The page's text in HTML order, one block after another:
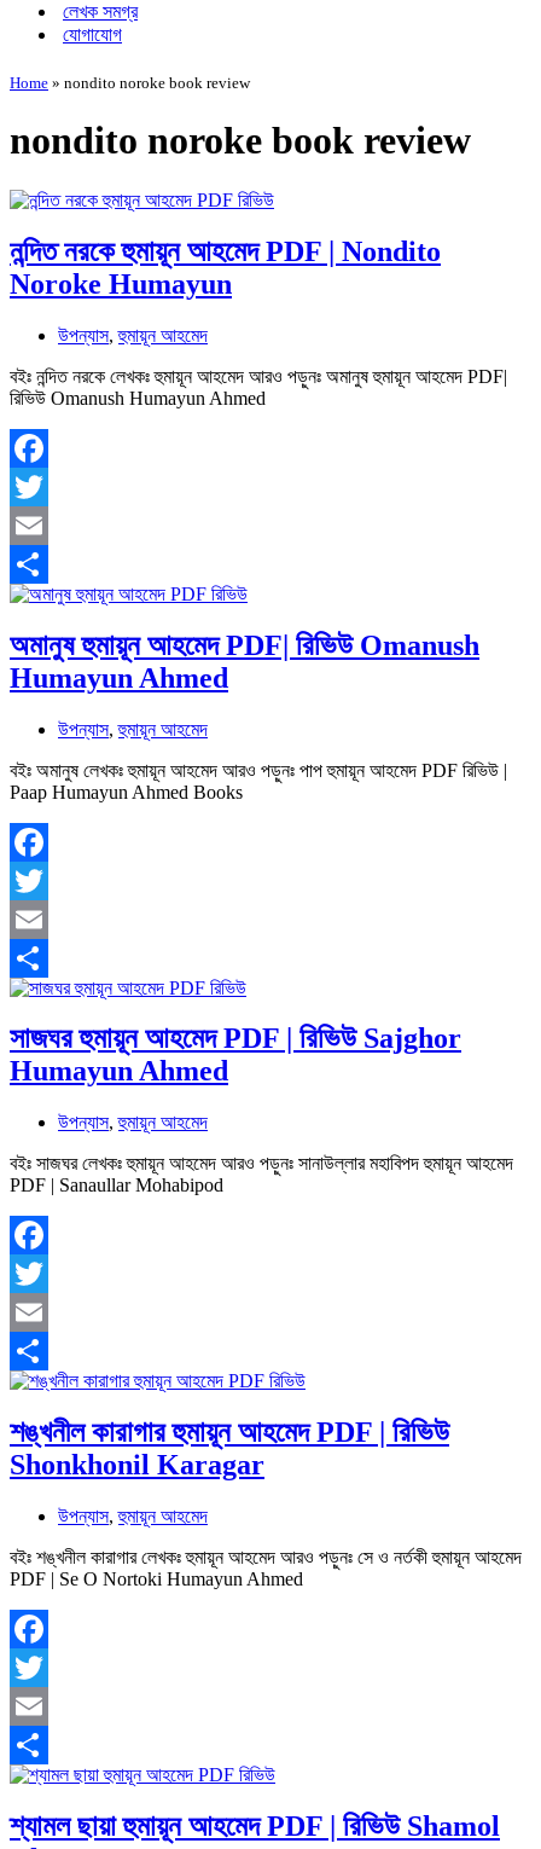
লেখক সমগ্র
যোগাযোগ
Home » nondito noroke book review
nondito noroke book review
নন্দিত নরকে হুমায়ূন আহমেদ PDF | Nondito
Noroke Humayun
উপন্যাস,হুমায়ূন আহমেদ
বইঃ নন্দিত নরকে লেখকঃ হুমায়ূন আহমেদ আরও পড়ুনঃ অমানুষ হুমায়ূন আহমেদ PDF|
রিভিউ Omanush Humayun Ahmed
Facebook
Twitter
Email
Share
অমানুষ হুমায়ূন আহমেদ PDF| রিভিউ Omanush
Humayun Ahmed
উপন্যাস,হুমায়ূন আহমেদ
বইঃ অমানুষ লেখকঃ হুমায়ূন আহমেদ আরও পড়ুনঃ পাপ হুমায়ূন আহমেদ PDF রিভিউ |
Paap Humayun Ahmed Books
Facebook
Twitter
Email
Share
সাজঘর হুমায়ূন আহমেদ PDF | রিভিউ Sajghor
Humayun Ahmed
উপন্যাস,হুমায়ূন আহমেদ
বইঃ সাজঘর লেখকঃ হুমায়ূন আহমেদ আরও পড়ুনঃ সানাউল্লার মহাবিপদ হুমায়ূন আহমেদ
PDF | Sanaullar Mohabipod
Facebook
Twitter
Email
Share
শঙ্খনীল কারাগার হুমায়ূন আহমেদ PDF | রিভিউ
Shonkhonil Karagar
উপন্যাস,হুমায়ূন আহমেদ
বইঃ শঙ্খনীল কারাগার লেখকঃ হুমায়ূন আহমেদ আরও পড়ুনঃ সে ও নর্তকী হুমায়ূন আহমেদ
PDF | Se O Nortoki Humayun Ahmed
Facebook
Twitter
Email
Share
শ্যামল ছায়া হুমায়ূন আহমেদ PDF | রিভিউ Shamol